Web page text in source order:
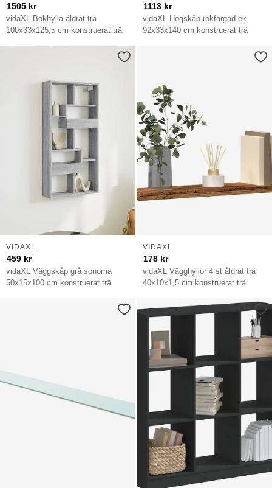
vidaXL Bokhylla åldrat trä
100x33x125,5 cm konstruerat trä
1505 kr
vidaXL Högskåp rökfärgad ek
92x33x140 cm konstruerat trä
1113 kr
vidaXL Väggskåp grå sonoma
50x15x100 cm konstruerat trä
VIDAXL
459 kr
vidaXL Vägghyllor 4 st åldrat trä
40x10x1,5 cm konstruerat trä
VIDAXL
178 kr